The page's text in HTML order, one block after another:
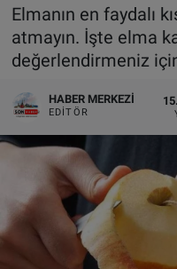
Elmanın en faydalı
atmayın. İşte elma
değerlendirmeniz
HABER MERKEZI
EDITÖR
FRANSA
AVUSTURYA
SAĞLIK - YAŞAM
BİLİM-TEKNOLOJİ
TÜRKİYE
DÜNYA
BİLİM-TEKNOLOJİ
SAĞLIK
FOTO GALERİ
VIDEO GALERİ
Süper Lig Puan
Tüm Manşetler
Son Dakika
Haber Arşivi